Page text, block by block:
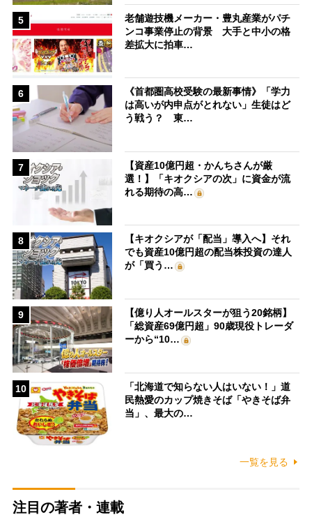
5
老舗遊技機メーカー・豊丸産業がパチ
ンコ事業停止の背景 大手と中小の格
差拡大に拍車…
6
《首都圏高校受験の最新事情》「学力
は高いが内申点がとれない」生徒はど
う戦う？ 東…
7
【資産10億円超・かんちさんが厳
選！】「キオクシアの次」に資金が流
れる期待の高…
8
【キオクシアが「配当」導入へ】それ
でも資産10億円超の配当株投資の達人
が「買う…
9
【億り人オールスターが狙う20銘柄】
「総資産69億円超」90歳現役トレーダ
ーから“10…
10
「北海道で知らない人はいない！」道
民熱愛のカップ焼きそば「やきそば弁
当」、最大の…
一覧を見る
注目の著者・連載